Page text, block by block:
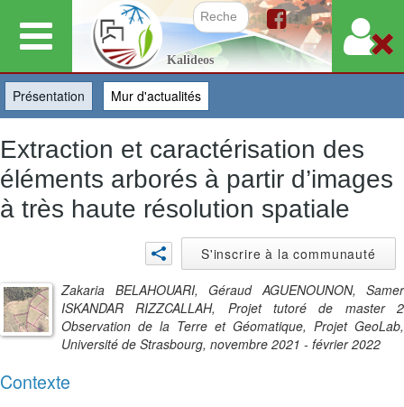
Aller
au
contenu
principal
Kalideos
Présentation (onglet actif)
Mur d'actualités
Extraction et caractérisation des
éléments arborés à partir d’images
à très haute résolution spatiale
S'inscrire à la communauté
Zakaria BELAHOUARI, Géraud AGUENOUNON, Samer
ISKANDAR RIZZCALLAH, Projet tutoré de master 2
Observation de la Terre et Géomatique, Projet GeoLab,
Université de Strasbourg, novembre 2021 - février 2022
Contexte